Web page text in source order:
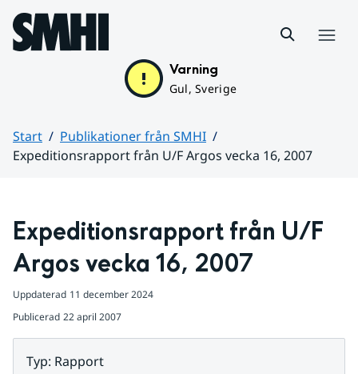
Hoppa till sidans innehåll
Varning
Gul, Sverige
Start
Publikationer från SMHI
Expeditionsrapport från U/F Argos vecka 16, 2007
Expeditionsrapport från U/F
Argos vecka 16, 2007
Uppdaterad 11 december 2024
Publicerad 22 april 2007
Typ: Rapport